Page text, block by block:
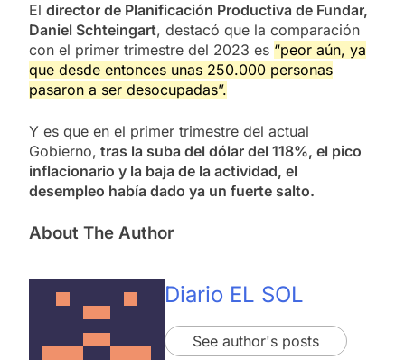
El director de Planificación Productiva de Fundar,
Daniel Schteingart, destacó que la comparación
con el primer trimestre del 2023 es “peor aún, ya
que desde entonces unas 250.000 personas
pasaron a ser desocupadas”.
Y es que en el primer trimestre del actual
Gobierno, tras la suba del dólar del 118%, el pico
inflacionario y la baja de la actividad, el
desempleo había dado ya un fuerte salto.
About The Author
Diario EL SOL
See author's posts